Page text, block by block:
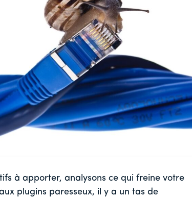
à apporter, analysons ce qui freine votre
plugins paresseux, il y a un tas de